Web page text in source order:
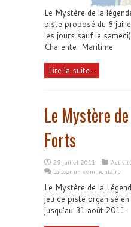
Le Mystère de la
piste proposé du 8
les jours sauf le
Charente-Maritime
Lire la suite...
Le Mystère
Forts
29 juillet 2011
Laisser un commentaire
Le Mystère de la
jeu de piste organisé
jusqu'au 31 août 2011.